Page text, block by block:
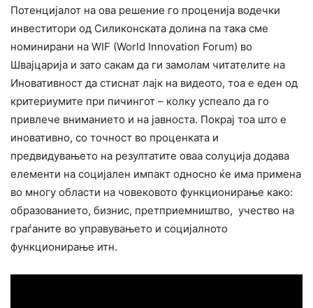
Потенцијалот на ова решение го проценија водечки
инвеститори од Силиконската долина па така сме
номинирани на WIF (World Innovation Forum) во
Швајцарија и зато сакам да ги замолам читателите на
Иновативност да стиснат лајк на видеото, тоа е еден од
критериумите при пичингот – колку успеало да го
привлече вниманието и на јавноста. Покрај тоа што е
иновативно, со точност во проценката и
предвидувањето на резултатите оваа солуција додава
елементи на социјален импакт односно ќе има примена
во многу области на човековото функционирање како:
образованието, бизнис, претприемништво, учество на
граѓаните во управувањето и социјалното
функционирање итн.